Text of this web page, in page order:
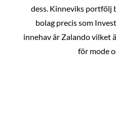
dess. Kinneviks portfölj
bolag precis som
innehav är Zalando vilket
för mode